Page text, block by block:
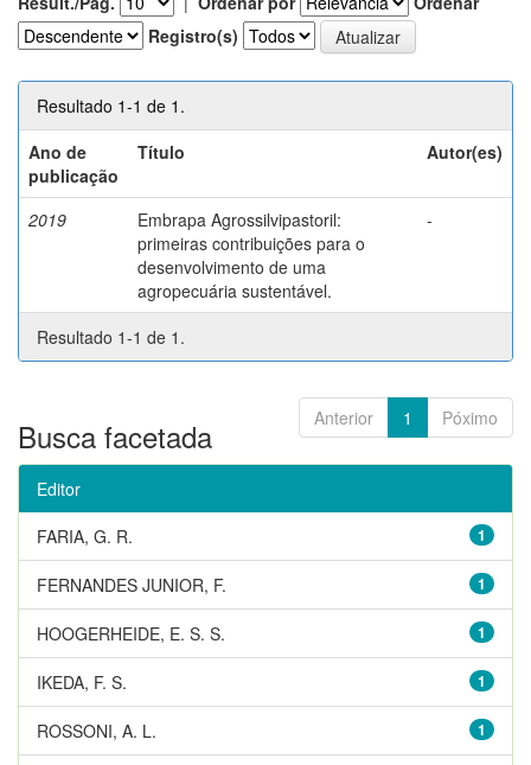
Registro(s)
Resultado 1-1 de 1.
Ano de
publicação
Título Autor(es)
2019
Embrapa Agrossilvipastoril:
primeiras contribuições para o
desenvolvimento de uma
agropecuária sustentável.
-
Resultado 1-1 de 1.
Anterior 1 Póximo
Busca facetada
Editor
1
FARIA, G. R.
1
FERNANDES JUNIOR, F.
1
HOOGERHEIDE, E. S. S.
1
IKEDA, F. S.
1
ROSSONI, A. L.